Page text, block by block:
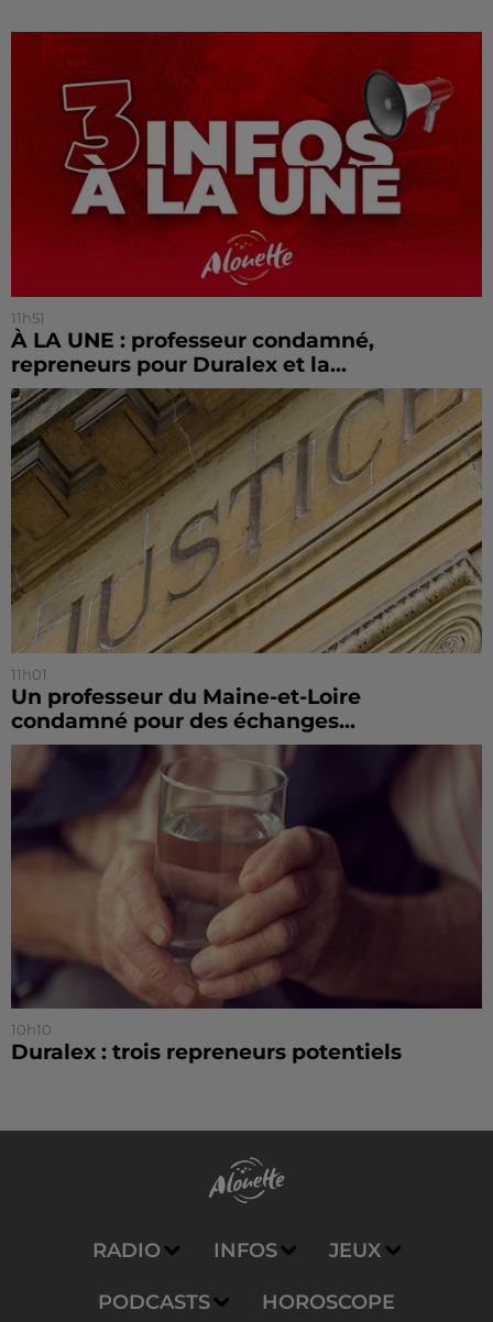
11h51
À LA UNE : professeur condamné,
repreneurs pour Duralex et la...
11h01
Un professeur du Maine-et-Loire
condamné pour des échanges...
10h10
Duralex : trois repreneurs potentiels
RADIO INFOS JEUX
PODCASTS HOROSCOPE